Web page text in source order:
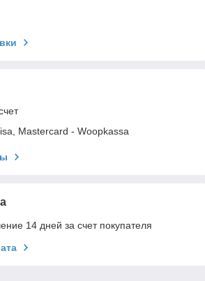
Mastercard - Woopkassa
14 дней за счет покупателя